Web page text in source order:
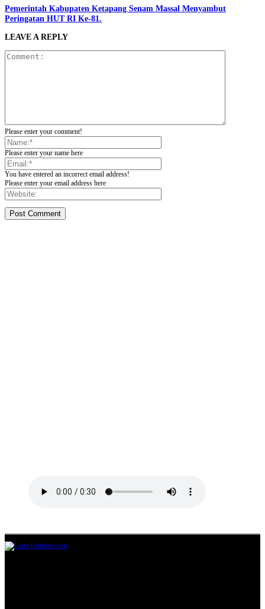
Pemerintah Kabupaten Ketapang Senam Massal Menyambut
Peringatan HUT RI Ke-81.
LEAVE A REPLY
Please enter your comment!
Please enter your name here
You have entered an incorrect email address!
Please enter your email address here